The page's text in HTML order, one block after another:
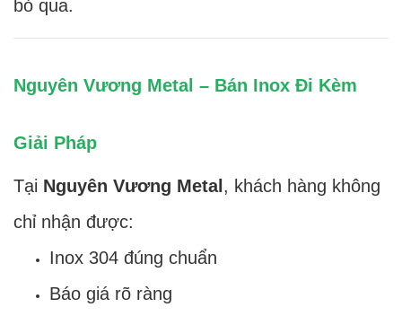
bỏ qua.
Nguyên Vương Metal – Bán Inox Đi Kèm
Giải Pháp
Tại Nguyên Vương Metal, khách hàng không
chỉ nhận được:
Inox 304 đúng chuẩn
Báo giá rõ ràng